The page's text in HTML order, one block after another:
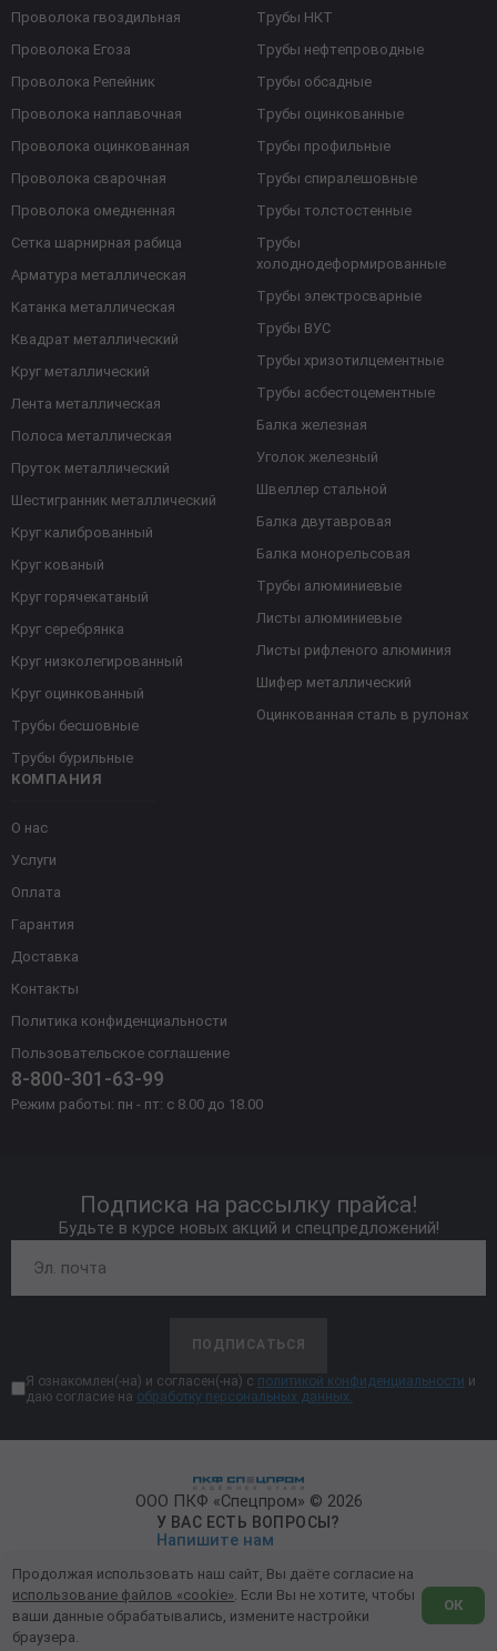
КОМПАНИЯ
О нас
Услуги
Оплата
Гарантия
Доставка
Контакты
Политика конфиденциальности
Пользовательское соглашение
8-800-301-63-99
Режим работы: пн - пт: с 8.00 до 18.00
Проволока гвоздильная
Проволока Егоза
Проволока Репейник
Проволока наплавочная
Проволока оцинкованная
Проволока сварочная
Проволока омедненная
Сетка шарнирная рабица
Арматура металлическая
Катанка металлическая
Квадрат металлический
Круг металлический
Лента металлическая
Полоса металлическая
Пруток металлический
Шестигранник металлический
Круг калиброванный
Круг кованый
Круг горячекатаный
Круг серебрянка
Круг низколегированный
Круг оцинкованный
Трубы бесшовные
Трубы бурильные
Трубы НКТ
Трубы нефтепроводные
Трубы обсадные
Трубы оцинкованные
Трубы профильные
Трубы спиралешовные
Трубы толстостенные
Трубы
холоднодеформированные
Трубы электросварные
Трубы ВУС
Трубы хризотилцементные
Трубы асбестоцементные
Балка железная
Уголок железный
Швеллер стальной
Балка двутавровая
Балка монорельсовая
Трубы алюминиевые
Листы алюминиевые
Листы рифленого алюминия
Шифер металлический
Оцинкованная сталь в рулонах
Подписка на рассылку прайса!
Будьте в курсе новых акций и спецпредложений!
ПОДПИСАТЬСЯ
Я ознакомлен(-на) и согласен(-на) с политикой конфиденциальности и
даю согласие на обработку персональных данных.
ООО ПКФ «Спецпром» © 2026
У ВАС ЕСТЬ ВОПРОСЫ?
Напишите нам
Политика конфиденциальности
Обработка персональных данных
Продолжая использовать наш сайт, Вы даёте согласие на
использование файлов «cookie» . Если Вы не хотите, чтобы
ваши данные обрабатывались, измените настройки
браузера.
ОК